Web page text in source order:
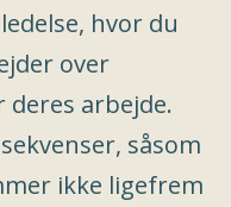
hvor du
over
arbejde.
såsom
ikke ligefrem